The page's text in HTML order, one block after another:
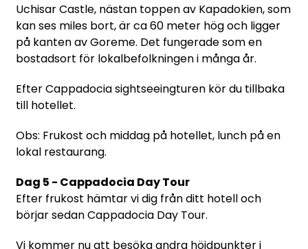
Uchisar Castle, nästan toppen av Kapadokien, som
kan ses miles bort, är ca 60 meter hög och ligger
på kanten av Goreme. Det fungerade som en
bostadsort för lokalbefolkningen i många år.
Efter Cappadocia sightseeingturen kör du tillbaka
till hotellet.
Obs: Frukost och middag på hotellet, lunch på en
lokal restaurang.
Dag 5 - Cappadocia Day Tour
Efter frukost hämtar vi dig från ditt hotell och
börjar sedan Cappadocia Day Tour.
Vi kommer nu att besöka andra höjdpunkter i